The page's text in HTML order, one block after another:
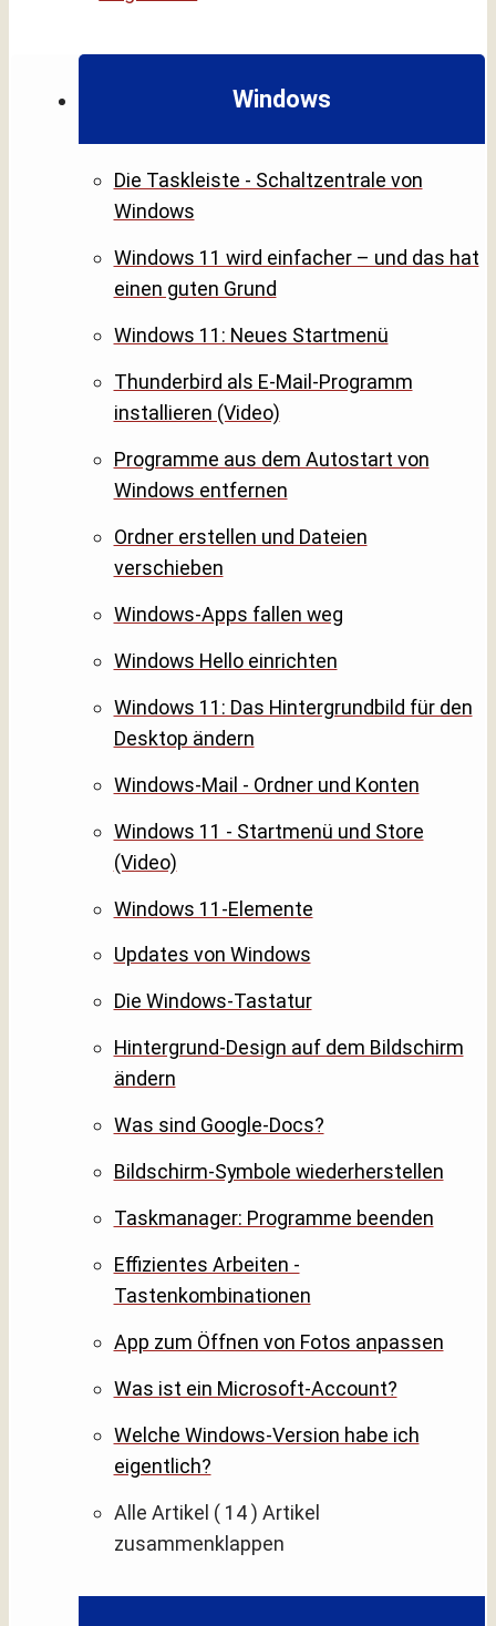
Windows
Die Taskleiste - Schaltzentrale von
Windows
Windows 11 wird einfacher – und das hat
einen guten Grund
Windows 11: Neues Startmenü
Thunderbird als E-Mail-Programm
installieren (Video)
Programme aus dem Autostart von
Windows entfernen
Ordner erstellen und Dateien
verschieben
Windows-Apps fallen weg
Windows Hello einrichten
Windows 11: Das Hintergrundbild für den
Desktop ändern
Windows-Mail - Ordner und Konten
Windows 11 - Startmenü und Store
(Video)
Windows 11-Elemente
Updates von Windows
Die Windows-Tastatur
Hintergrund-Design auf dem Bildschirm
ändern
Was sind Google-Docs?
Bildschirm-Symbole wiederherstellen
Taskmanager: Programme beenden
Effizientes Arbeiten -
Tastenkombinationen
App zum Öffnen von Fotos anpassen
Was ist ein Microsoft-Account?
Welche Windows-Version habe ich
eigentlich?
Alle Artikel ( 14 ) Artikel
zusammenklappen